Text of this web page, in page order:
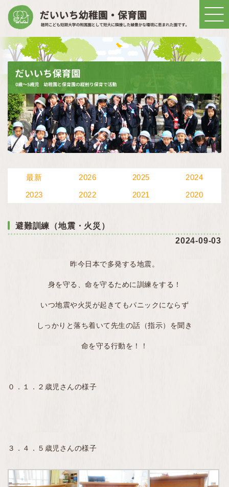
最新 2026 2025 2024
2023 2022 2021 2020
避難訓練（地震・火災）
2024-09-03
昨今日本で多発する地震。
身を守る、命を守るために訓練をする！
いつ地震や火災が起きてもパニックにならず
しっかりと落ち着いて先生の話（指示）を聞き
命を守る行動を！！
０．１．２歳児さんの様子
３．４．５歳児さんの様子